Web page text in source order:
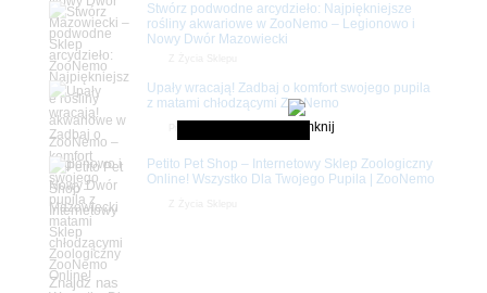
Stwórz podwodne arcydzieło: Najpiękniejsze
rośliny akwariowe w ZooNemo – Legionowo i
Nowy Dwór Mazowiecki
Upały wracają! Zadbaj o komfort swojego pupila
z matami chłodzącymi ZooNemo
Petito Pet Shop – Internetowy Sklep Zoologiczny
Online! Wszystko Dla Twojego Pupila | ZooNemo
Znajdź nas